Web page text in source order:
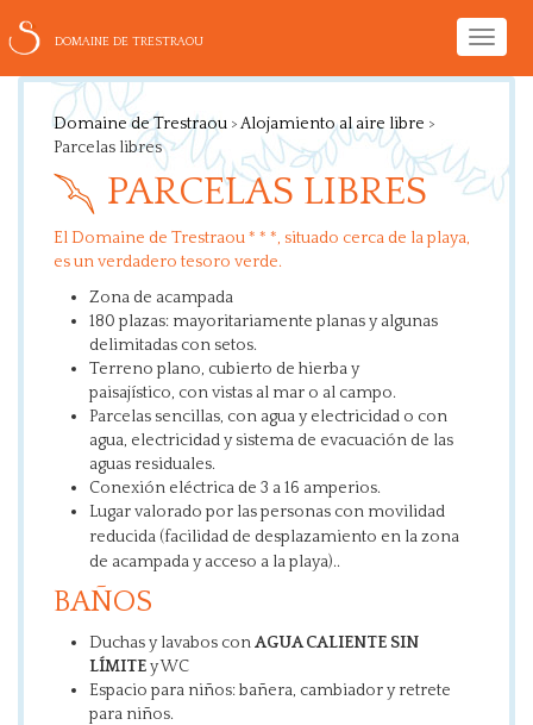
Toggle
DOMAINE DE TRESTRAOU
Domaine de Trestraou >Alojamiento al aire libre >
Parcelas libres
PARCELAS LIBRES
El Domaine de Trestraou * * *, situado cerca de la playa,
es un verdadero tesoro verde.
Zona de acampada
180 plazas: mayoritariamente planas y algunas
delimitadas con setos.
Terreno plano, cubierto de hierba y
paisajístico, con vistas al mar o al campo.
Parcelas sencillas, con agua y electricidad o con
agua, electricidad y sistema de evacuación de las
aguas residuales.
Conexión eléctrica de 3 a 16 amperios.
Lugar valorado por las personas con movilidad
reducida (facilidad de desplazamiento en la zona
de acampada y acceso a la playa)..
BAÑOS
Duchas y lavabos conAGUA CALIENTE SIN
LÍMITEy WC
Espacio para niños: bañera, cambiador y retrete
para niños.